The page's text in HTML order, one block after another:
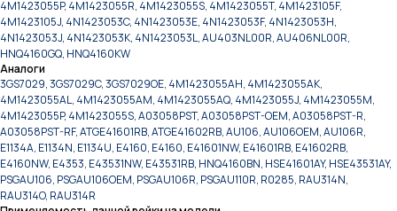
4M1423055P, 4M1423055R, 4M1423055S, 4M1423055T, 4M1423105F,
4M1423105J, 4N1423053C, 4N1423053E, 4N1423053F, 4N1423053H,
4N1423053J, 4N1423053K, 4N1423053L, AU403NL00R, AU406NL00R,
HNQ4160GQ, HNQ4160KW
Аналоги
3GS7029, 3GS7029C, 3GS7029OE, 4M1423055AH, 4M1423055AK,
4M1423055AL, 4M1423055AM, 4M1423055AQ, 4M1423055J, 4M1423055M,
4M1423055P, 4M1423055S, A03058PST, A03058PST-OEM, A03058PST-R,
A03058PST-RF, ATGE41601RB, ATGE41602RB, AU106, AU106OEM, AU106R,
E1134A, E1134N, E1134U, E4160, E4160, E41601NW, E41601RB, E41602RB,
E4160NW, E4353, E43531NW, E43531RB, HNQ4160BN, HSE41601AY, HSE43531AY,
PSGAU106, PSGAU106OEM, PSGAU106R, PSGAU110R, R0285, RAU314N,
RAU314O, RAU314R